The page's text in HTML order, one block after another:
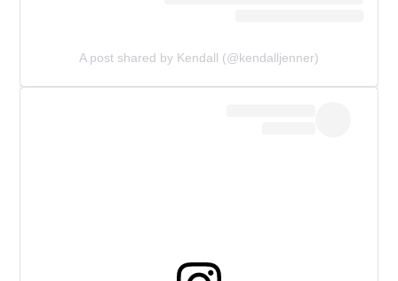
A post shared by Kendall (@kendalljenner)